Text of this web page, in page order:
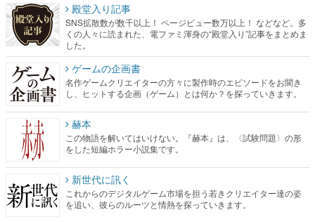
殿堂入り記事
SNS拡散数が数千以上！ ページビュー数万以上！ などなど。多
くの人々に読まれた、電ファミ渾身の“殿堂入り”記事をまとめま
した。
ゲームの企画書
名作ゲームクリエイターの方々に製作時のエピソードをお聞き
し、ヒットする企画（ゲーム）とは何か？を探っていきます。
赫本
この物語を解いてはいけない。『赫本』は、〈試験問題〉の形
をした短編ホラー小説集です。
新世代に訊く
これからのデジタルゲーム市場を担う若きクリエイター達の姿
を追い、彼らのルーツと情熱を探っていきます。